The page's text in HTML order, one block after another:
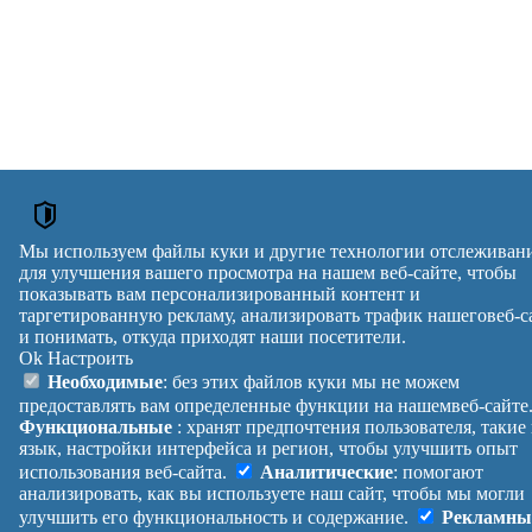
Мы используем файлы куки и другие технологии
для улучшения вашего просмотра на нашем веб-сайте, чтобы
показывать вам персонализированный контент и
таргетированную рекламу, анализировать трафик нашеговеб-
и понимать, откуда приходят наши посетители.
Ok Настроить
Необходимые: без этих файлов куки мы не можем
предоставлять вам определенные функции на нашемвеб-
Функциональные : хранят предпочтения пользователя, такие
язык, настройки интерфейса и регион, чтобы улучшить опыт
использования веб-сайта.
Аналитические: помогают
анализировать, как вы используете наш сайт, чтобы мы могли
улучшить его функциональность и содержание.